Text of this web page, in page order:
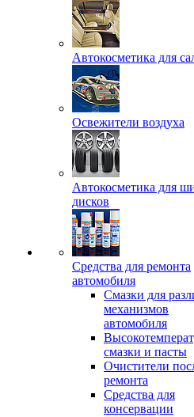
Автокосметика для
Освежители воздуха
Автокосметика для
дисков
Средства для ремонта
автомобиля
Смазки для
механизмов
автомобиля
смазки и пасты
Очистители
ремонта
Средства для
консервации